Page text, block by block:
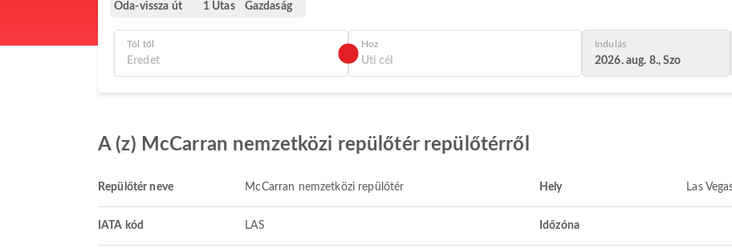
Oda-vissza út 1 Utas Gazdaság
Tól től Hoz Indulás
2026. aug. 8., Szo
A (z) McCarran nemzetközi repülőtér repülőtérről
Repülőtér neve McCarran nemzetközi repülőtér
IATA kód LAS
Hely Las
Időzóna